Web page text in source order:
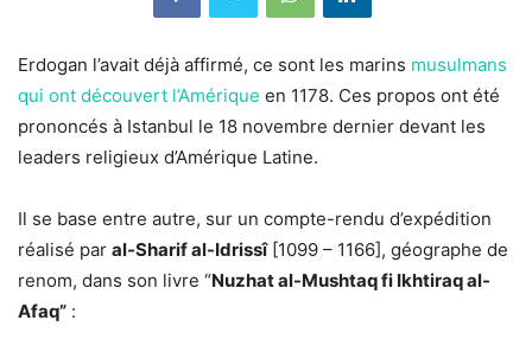
Erdogan l’avait déjà affirmé, ce sont les marins musulmans
qui ont découvert l’Amérique en 1178. Ces propos ont été
prononcés à Istanbul le 18 novembre dernier devant les
leaders religieux d’Amérique Latine.
Il se base entre autre, sur un compte-rendu d’expédition
réalisé par al-Sharif al-Idrissî[1099 – 1166], géographe de
renom, dans son livre “Nuzhat al-Mushtaq fi Ikhtiraq al-
Afaq” :